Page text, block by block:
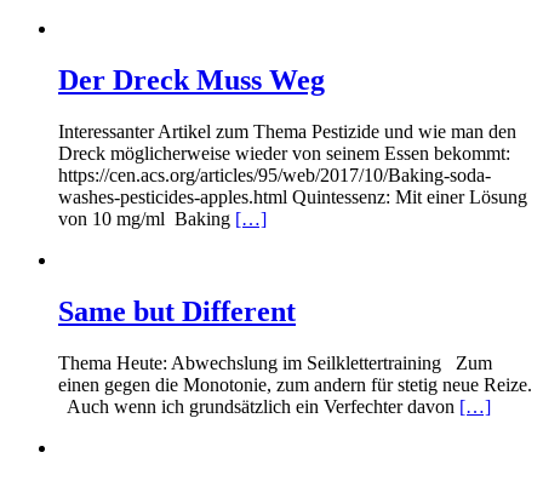
Der Dreck Muss Weg
Interessanter Artikel zum Thema Pestizide und wie man den
Dreck möglicherweise wieder von seinem Essen bekommt:
https://cen.acs.org/articles/95/web/2017/10/Baking-soda-
washes-pesticides-apples.html Quintessenz: Mit einer Lösung
von 10 mg/ml Baking […]
Same but Different
Thema Heute: Abwechslung im Seilklettertraining Zum
einen gegen die Monotonie, zum andern für stetig neue Reize.
Auch wenn ich grundsätzlich ein Verfechter davon […]